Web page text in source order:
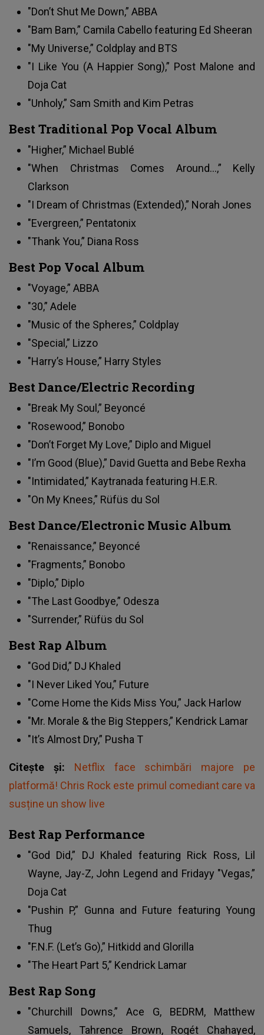
"Don’t Shut Me Down,” ABBA
"Bam Bam,” Camila Cabello featuring Ed Sheeran
"My Universe,” Coldplay and BTS
"I Like You (A Happier Song),” Post Malone and
Doja Cat
"Unholy,” Sam Smith and Kim Petras
Best Traditional Pop Vocal Album
"Higher,” Michael Bublé
"When Christmas Comes Around…,” Kelly
Clarkson
"I Dream of Christmas (Extended),” Norah Jones
"Evergreen,” Pentatonix
"Thank You,” Diana Ross
Best Pop Vocal Album
"Voyage,” ABBA
"30,” Adele
"Music of the Spheres,” Coldplay
"Special,” Lizzo
"Harry’s House,” Harry Styles
Best Dance/Electric Recording
"Break My Soul,” Beyoncé
"Rosewood,” Bonobo
"Don’t Forget My Love,” Diplo and Miguel
"I’m Good (Blue),” David Guetta and Bebe Rexha
"Intimidated,” Kaytranada featuring H.E.R.
"On My Knees,” Rüfüs du Sol
Best Dance/Electronic Music Album
"Renaissance,” Beyoncé
"Fragments,” Bonobo
"Diplo,” Diplo
"The Last Goodbye,” Odesza
"Surrender,” Rüfüs du Sol
Best Rap Album
"God Did,” DJ Khaled
"I Never Liked You,” Future
"Come Home the Kids Miss You,” Jack Harlow
"Mr. Morale & the Big Steppers,” Kendrick Lamar
"It’s Almost Dry,” Pusha T
Citește și: Netflix face schimbări majore pe
platformă! Chris Rock este primul comediant care va
susține un show live
Best Rap Performance
"God Did,” DJ Khaled featuring Rick Ross, Lil
Wayne, Jay-Z, John Legend and Fridayy "Vegas,”
Doja Cat
"Pushin P,” Gunna and Future featuring Young
Thug
"F.N.F. (Let’s Go),” Hitkidd and Glorilla
"The Heart Part 5,” Kendrick Lamar
Best Rap Song
"Churchill Downs,” Ace G, BEDRM, Matthew
Samuels, Tahrence Brown, Rogét Chahayed,